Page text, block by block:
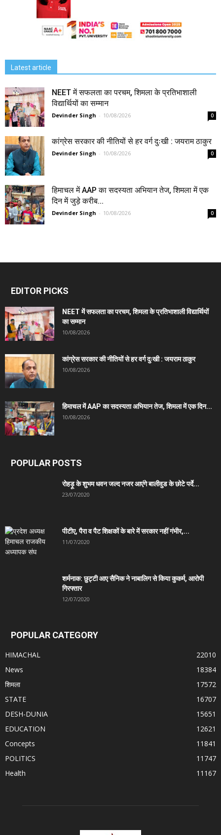
Latest article
NEET में सफलता का परचम, शिमला के प्रतिभाशाली
विद्यार्थियों का सम्मान
Devinder Singh - 10/08/2026 0
कांग्रेस सरकार की नीतियों से हर वर्ग दुःखी : जयराम ठाकुर
Devinder Singh - 10/08/2026 0
हिमाचल में AAP का सदस्यता अभियान तेज, शिमला में एक
दिन में जुड़े करीब...
Devinder Singh - 10/08/2026 0
EDITOR PICKS
NEET में सफलता का परचम, शिमला के प्रतिभाशाली विद्यार्थियों
का सम्मान
10/08/2026
कांग्रेस सरकार की नीतियों से हर वर्ग दुःखी : जयराम ठाकुर
10/08/2026
हिमाचल में AAP का सदस्यता अभियान तेज, शिमला में एक दिन...
10/08/2026
POPULAR POSTS
रोहड़ू के शुभम धवन जल्द नजर आएंगे बालीवुड के छोटे पर्दे...
23/07/2020
पीटीए, पैरा व पैट शिक्षकों के बारे में सरकार नहीं गंभीर,...
11/07/2020
शर्मनाक: छुट्टी आए सैनिक ने नाबालिग से किया कुकर्म, आरोपी
गिरफ्तार
12/07/2020
POPULAR CATEGORY
HIMACHAL
22010
News
18384
शिमला
17572
STATE
16707
DESH-DUNIA
15651
EDUCATION
12621
Concepts
11841
POLITICS
11747
Health
11167